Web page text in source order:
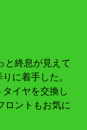
と終息が見えて
に着手した。
イヤを交換し
ロントもお気に